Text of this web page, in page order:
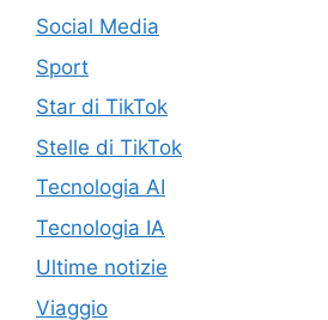
Social Media
Sport
Star di TikTok
Stelle di TikTok
Tecnologia AI
Tecnologia IA
Ultime notizie
Viaggio